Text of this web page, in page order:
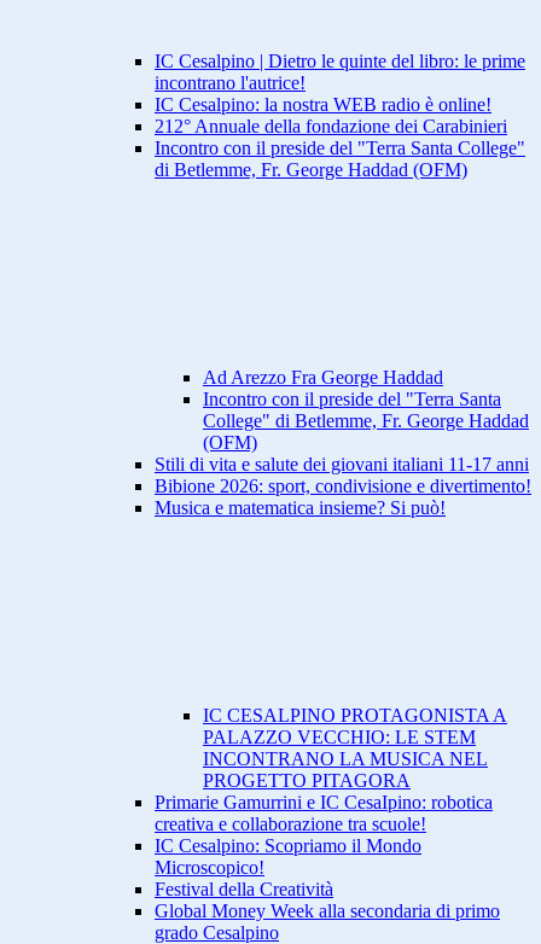
IC Cesalpino | Dietro le quinte del libro: le prime
incontrano l'autrice!
IC Cesalpino: la nostra WEB radio è online!
212° Annuale della fondazione dei Carabinieri
Incontro con il preside del "Terra Santa College"
di Betlemme, Fr. George Haddad (OFM)
Ad Arezzo Fra George Haddad
Incontro con il preside del "Terra Santa
College" di Betlemme, Fr. George Haddad
(OFM)
Stili di vita e salute dei giovani italiani 11-17 anni
Bibione 2026: sport, condivisione e divertimento!
Musica e matematica insieme? Si può!
IC CESALPINO PROTAGONISTA A
PALAZZO VECCHIO: LE STEM
INCONTRANO LA MUSICA NEL
PROGETTO PITAGORA
Primarie Gamurrini e IC CesaIpino: robotica
creativa e collaborazione tra scuole!
IC Cesalpino: Scopriamo il Mondo
Microscopico!
Festival della Creatività
Global Money Week alla secondaria di primo
grado Cesalpino